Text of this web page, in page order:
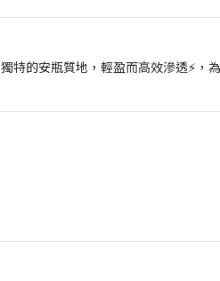
的安瓶質地，輕盈而高效滲透⚡，